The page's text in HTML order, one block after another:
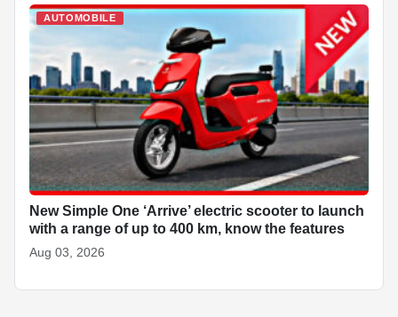
AUTOMOBILE
New Simple One ‘Arrive’ electric scooter to launch
with a range of up to 400 km, know the features
Aug 03, 2026